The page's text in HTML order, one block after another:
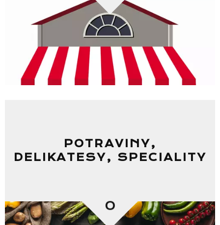
POTRAVINY,
DELIKATESY, SPECIALITY
0